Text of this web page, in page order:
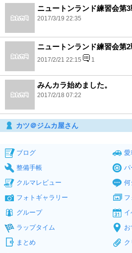
ニュートンランド練習会第3
2017/3/19 22:35
ニュートンランド練習会第2
2017/2/21 22:15 1
みんカラ始めました。
2017/2/18 07:22
カツ＠ジムカ屋さん
ブログ
愛
整備手帳
パ
クルマレビュー
何
フォトギャラリー
グループ
ラップタイム
お
まとめ